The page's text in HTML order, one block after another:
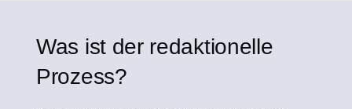
Was ist der redaktionelle
Prozess?